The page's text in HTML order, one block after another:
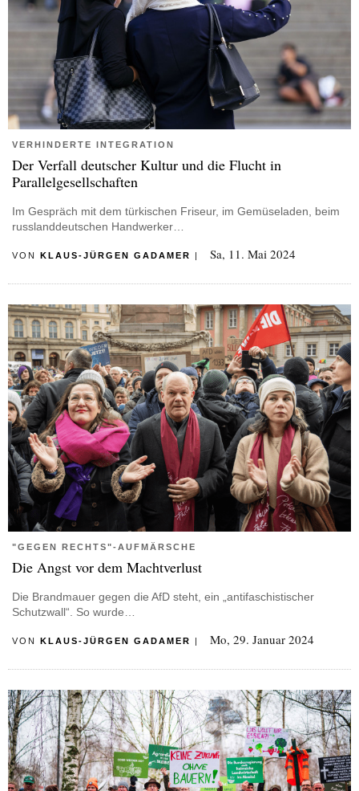
VERHINDERTE INTEGRATION
Der Verfall deutscher Kultur und die Flucht in
Parallelgesellschaften
Im Gespräch mit dem türkischen Friseur, im Gemüseladen, beim
russlanddeutschen Handwerker…
VON KLAUS-JÜRGEN GADAMER | Sa, 11. Mai 2024
"GEGEN RECHTS"-AUFMÄRSCHE
Die Angst vor dem Machtverlust
Die Brandmauer gegen die AfD steht, ein „antifaschistischer
Schutzwall“. So wurde…
VON KLAUS-JÜRGEN GADAMER | Mo, 29. Januar 2024